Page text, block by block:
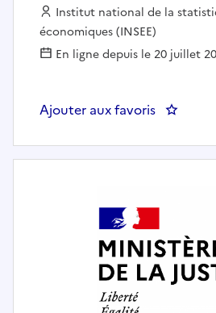
Employeur :
Institut national de la
économiques (INSEE)
En ligne depuis le 20 juillet
Ajouter aux favoris :